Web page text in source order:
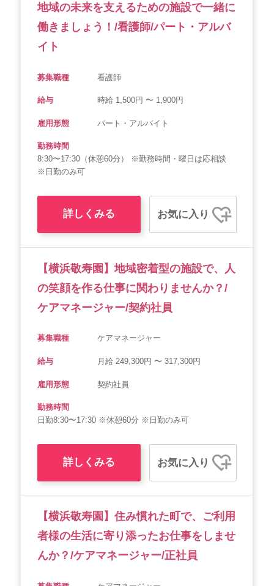
地域の未来を支えるための施設で一緒に
働きましょう！/看護師/パート・アルバ
イト
募集職種 看護師
給与 時給 1,500円 〜 1,900円
雇用形態 パート・アルバイト
勤務時間
8:30〜17:30（休憩60分） ※勤務時間・曜日は応相談
※日勤のみ可
詳しくみる お気に入り
【横浜敬寿園】地域密着型の施設で、人
の笑顔を作る仕事に関わりませんか？/
ケアマネージャー/契約社員
募集職種 ケアマネージャー
給与 月給 249,300円 〜 317,300円
雇用形態 契約社員
勤務時間
日勤8:30〜17:30 ※休憩60分 ※日勤のみ可
詳しくみる お気に入り
【横浜敬寿園】住み慣れた町で、ご利用
者様の生活に寄り添ったお仕事をしませ
んか？/ケアマネージャー/正社員